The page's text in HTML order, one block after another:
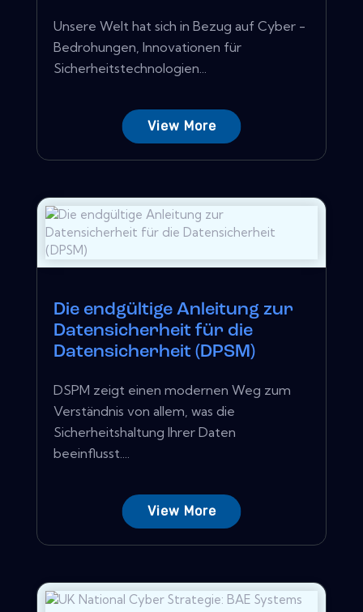
Unsere Welt hat sich in Bezug auf Cyber ​​-
Bedrohungen, Innovationen für
Sicherheitstechnologien...
View More
Die endgültige Anleitung zur
Datensicherheit für die
Datensicherheit (DPSM)
DSPM zeigt einen modernen Weg zum
Verständnis von allem, was die
Sicherheitshaltung Ihrer Daten
beeinflusst....
View More